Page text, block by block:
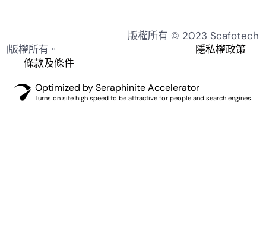
版權所有 © 2023 Scafotech
|版權所有。 隱私權政策
條款及條件
Optimized by Seraphinite Accelerator
Turns on site high speed to be attractive for people and search engines.